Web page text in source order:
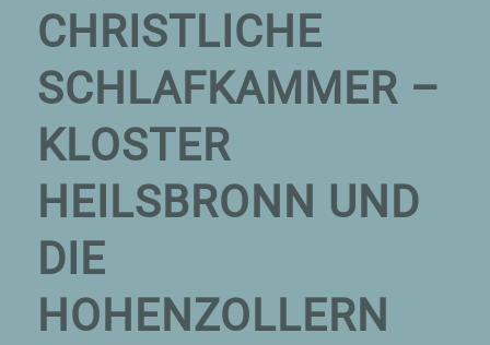
CHRISTLICHE
SCHLAFKAMMER –
KLOSTER
HEILSBRONN UND
DIE
HOHENZOLLERN